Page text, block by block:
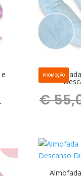
PROMOÇÃO
€